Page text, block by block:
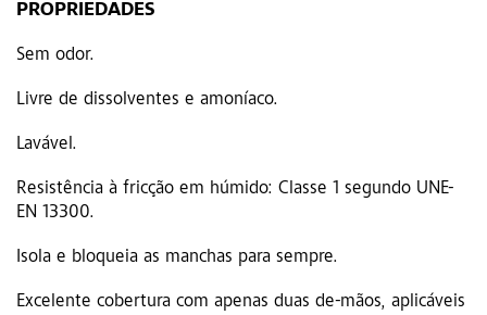
PROPRIEDADES
Sem odor.
Livre de dissolventes e amoníaco.
Lavável.
Resistência à fricção em húmido: Classe 1 segundo UNE-
EN 13300.
Isola e bloqueia as manchas para sempre.
Excelente cobertura com apenas duas de-mãos, aplicáveis